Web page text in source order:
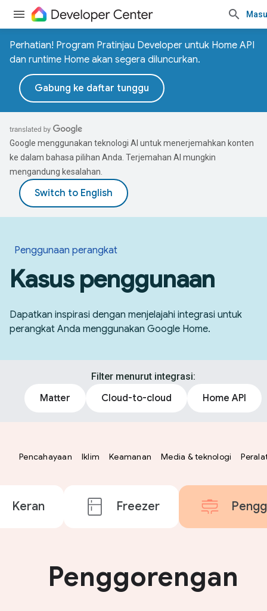
Perhatian! Program Pratinjau Developer untuk Home API
dan runtime Home akan segera diluncurkan.
Gabung ke daftar tunggu
Google menggunakan teknologi AI untuk menerjemahkan konten
ke dalam bahasa pilihan Anda. Terjemahan AI mungkin
mengandung kesalahan.
Penggunaan perangkat
Kasus penggunaan
Dapatkan inspirasi dengan menjelajahi integrasi untuk
perangkat Anda menggunakan Google Home.